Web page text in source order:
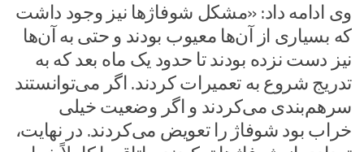
وی ادامه داد: «مشکل شوفاژها نیز وجود داشت
که بسیاری از آن‌ها معیوب بودند و حتی به آن‌ها
نیز دست نزده بودند تا حدود یک ماه بعد که به
تدریج شروع به تعمیرات کردند. اگر می‌توانستند
سرهم‌بندی می‌کردند و اگر وضعیت خیلی
خراب بود شوفاژ را تعویض می‌کردند. در نهایت،